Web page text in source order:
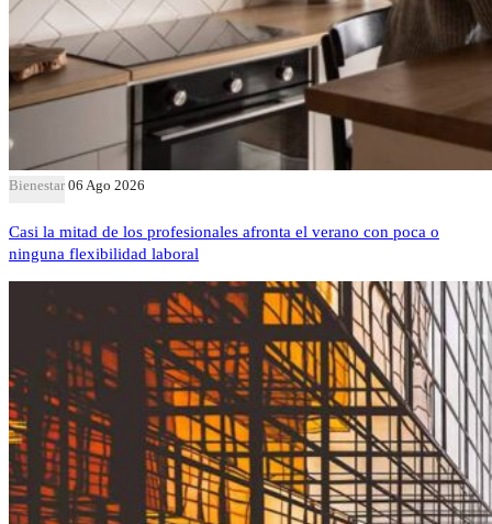
Bienestar 06 Ago 2026
Casi la mitad de los profesionales afronta el verano con poca o
ninguna flexibilidad laboral